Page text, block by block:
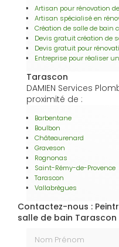
Artisan pour rénovation
Artisan spécialisé en
Création de salle de bain
Devis gratuit création de
Devis gratuit pour
Entreprise pour réaliser
Tarascon
DAMIEN Services
proximité de :
Barbentane
Boulbon
Châteaurenard
Graveson
Rognonas
Saint-Rémy-de-Provence
Tarascon
Vallabrègues
Contactez-nous :
salle de bain Tarascon